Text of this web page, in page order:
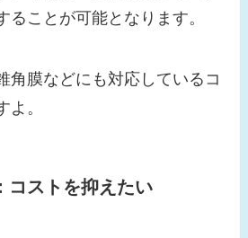
ることが可能となります。
角膜などにも対応しているコ
よ。
ストを抑えたい